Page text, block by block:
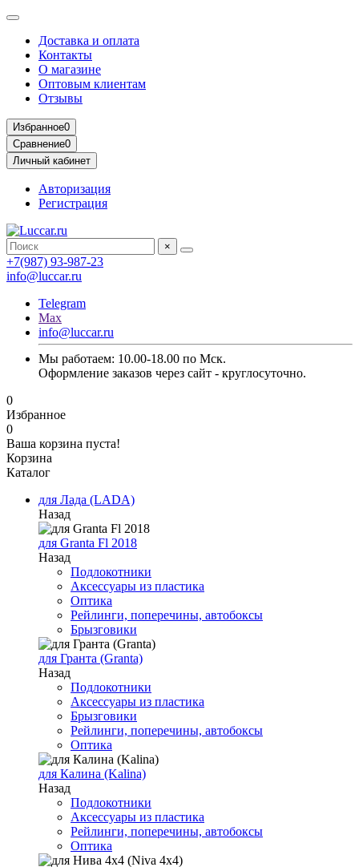
Доставка и оплата
Контакты
О магазине
Оптовым клиентам
Отзывы
Избранное0
Сравнение0
Личный кабинет
Авторизация
Регистрация
×
+7(987) 93-987-23
info@luccar.ru
Telegram
Max
info@luccar.ru
Мы работаем: 10.00-18.00 по Мск.
Оформление заказов через сайт - круглосуточно.
0
Избранное
0
Ваша корзина пуста!
Корзина
Каталог
для Лада (LADA)
Назад
для Granta Fl 2018
Назад
Подлокотники
Аксессуары из пластика
Оптика
Рейлинги, поперечины, автобоксы
Брызговики
для Гранта (Granta)
Назад
Подлокотники
Аксессуары из пластика
Брызговики
Рейлинги, поперечины, автобоксы
Оптика
для Калина (Kalina)
Назад
Подлокотники
Аксессуары из пластика
Рейлинги, поперечины, автобоксы
Оптика